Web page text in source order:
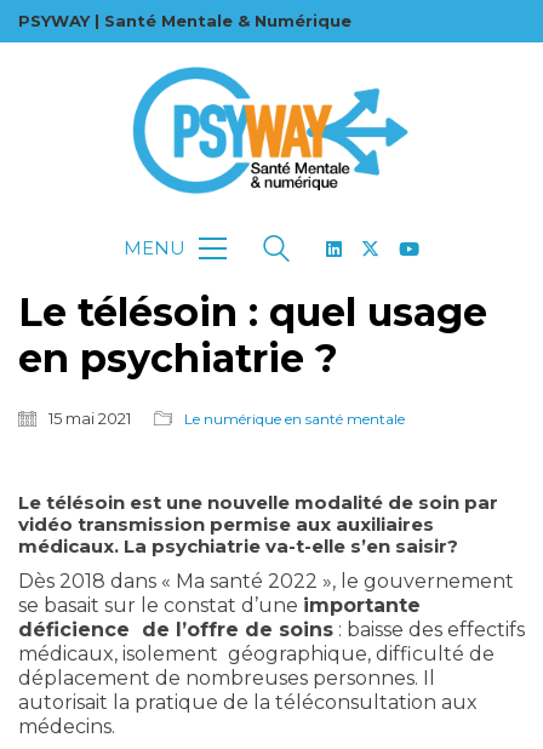
PSYWAY | Santé Mentale & Numérique
MENU
Le télésoin : quel usage
en psychiatrie ?
15 mai 2021 Le numérique en santé mentale
Le télésoin est une nouvelle modalité de soin par
vidéo transmission permise aux auxiliaires
médicaux. La psychiatrie va-t-elle s’en saisir?
Dès 2018 dans « Ma santé 2022 », le gouvernement
se basait sur le constat d’une importante
déficience de l’offre de soins : baisse des effectifs
médicaux, isolement géographique, difficulté de
déplacement de nombreuses personnes. Il
autorisait la pratique de la téléconsultation aux
médecins.